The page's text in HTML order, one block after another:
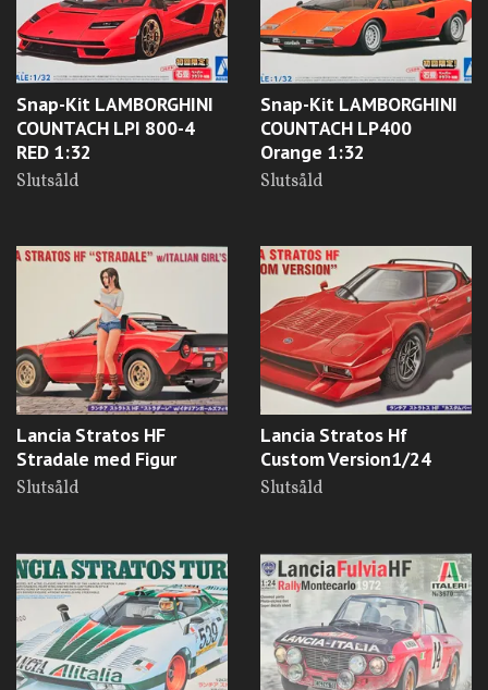
Snap-Kit LAMBORGHINI
COUNTACH LPI 800-4
RED 1:32
Slutsåld
Snap-Kit LAMBORGHINI
COUNTACH LP400
Orange 1:32
Slutsåld
Lancia Stratos HF
Stradale med Figur
Slutsåld
Lancia Stratos Hf
Custom Version1/24
Slutsåld